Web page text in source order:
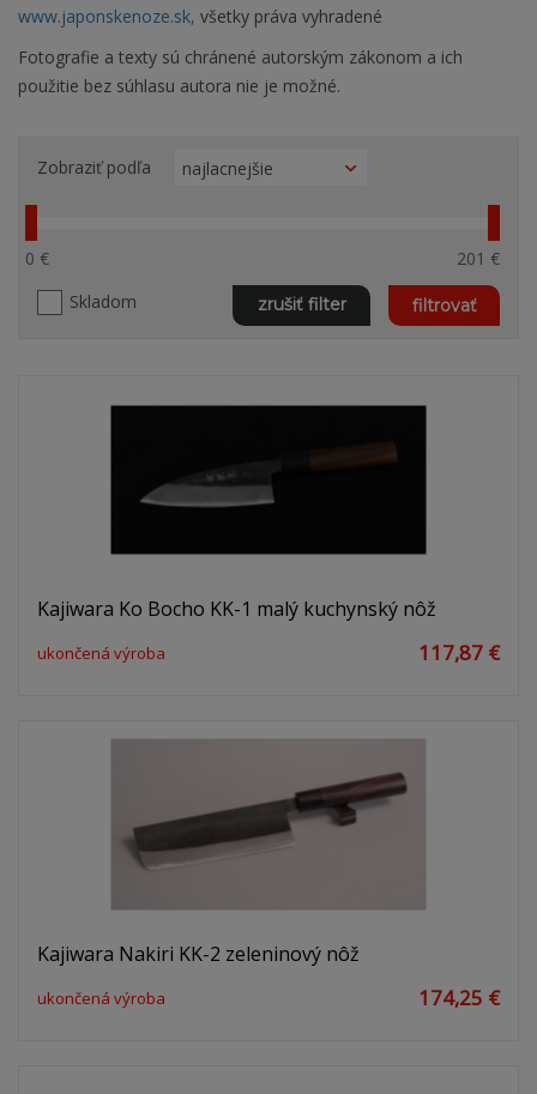
www.japonskenoze.sk, všetky práva vyhradené
Fotografie a texty sú chránené autorským zákonom a ich
použitie bez súhlasu autora nie je možné.
0 €
201 €
Skladom
filtrovať
zrušiť filter
Zobraziť podľa
Kajiwara Ko Bocho KK-1 malý kuchynský nôž
ukončená výroba 117,87 €
Kajiwara Nakiri KK-2 zeleninový nôž
ukončená výroba 174,25 €